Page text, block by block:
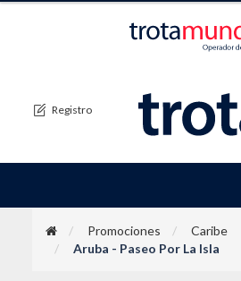
Registro
Promociones
Caribe
Aruba - Paseo Por La Isla